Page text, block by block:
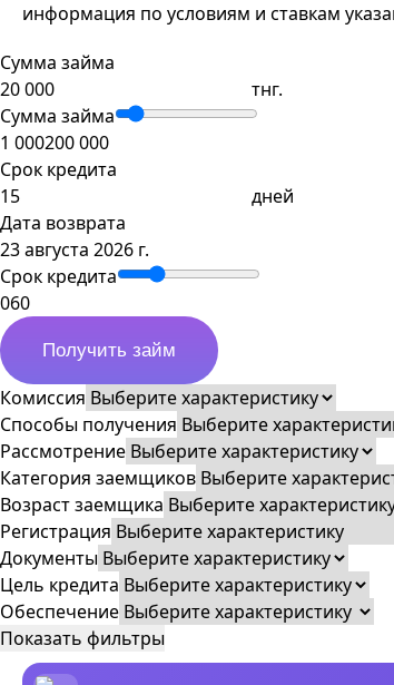
информация по условиям и ставкам
Сумма займа
тнг.
Сумма займа
1 000200 000
Срок кредита
дней
Дата возврата
23 августа 2026 г.
Срок кредита
060
Получить займ
Комиссия
Способы получения
Рассмотрение
Категория заемщиков
Возраст заемщика
Регистрация
Документы
Цель кредита
Обеспечение
Показать фильтры